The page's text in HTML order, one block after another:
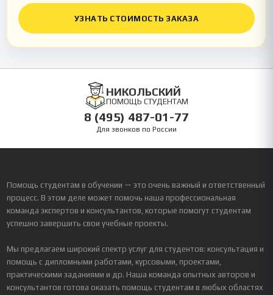
УЗНАТЬ СТОИМОСТЬ ЗАКАЗА
НИКОЛЬСКИЙ
ПОМОЩЬ СТУДЕНТАМ
8 (495) 487-01-77
Для звонков по России
Помощь студентам в обучении — это очень важный и ответственный
процесс. В этом деле может помочь наша профессиональная
команда экспертов и консультантов, которые помогут студентам
успешно завершить свои учебные проекты.
Мы предлагаем широкий спектр услуг для студентов: консультация и
помощь с дипломными работами, курсовыми, проектами,
практическими заданиями и др. Наша команда опытных авторов и
консультантов готова оказать помощь студентам в любых областях